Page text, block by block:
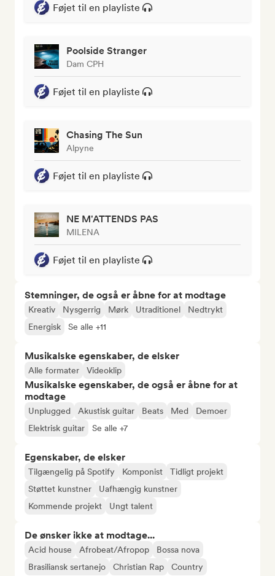
Føjet til en playliste
Poolside Stranger
Dam CPH
Føjet til en playliste
Chasing The Sun
Alpyne
Føjet til en playliste
NE M'ATTENDS PAS
MILENA
Føjet til en playliste
Stemninger, de også er åbne for at modtage
Kreativ Nysgerrig Mørk Utraditionel
Nedtrykt
Energisk
Se alle +11
Musikalske egenskaber, de elsker
Alle formater Videoklip
Musikalske egenskaber, de også er åbne for at
modtage
Unplugged Akustisk guitar Beats Med
Demoer
Elektrisk guitar
Se alle +7
Egenskaber, de elsker
Tilgængelig på Spotify Komponist
Tidligt projekt
Støttet kunstner
Uafhængig kunstner
Kommende projekt
Ungt talent
De ønsker ikke at modtage...
Acid house Afrobeat/Afropop
Bossa nova
Brasiliansk sertanejo
Christian Rap Country